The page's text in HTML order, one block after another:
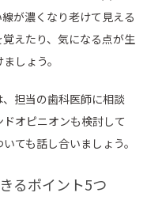
が濃くなり老けて見える
えたり、気になる点が生
しょう。
担当の歯科医師に相談
オピニオンも検討して
ても話し合いましょう。
るポイント5つ